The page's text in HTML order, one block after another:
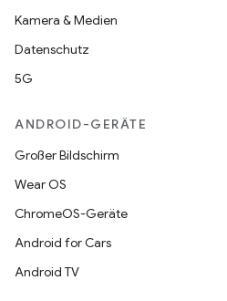
Kamera & Medien
Datenschutz
5G
ANDROID-GERÄTE
Großer Bildschirm
Wear OS
ChromeOS-Geräte
Android for Cars
Android TV